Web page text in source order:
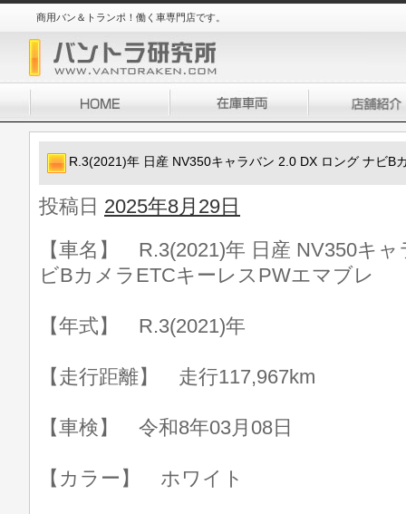
商用バン＆トランポ！働く車専門店です。
R.3(2021)年 日産 NV350キャラバン 2.0 DX ロング ナビB
投稿日 2025年8月29日
【車名】 R.3(2021)年 日産 NV350キ
ビBカメラETCキーレスPWエマブレ
【年式】 R.3(2021)年
【走行距離】 走行117,967km
【車検】 令和8年03月08日
【カラー】 ホワイト